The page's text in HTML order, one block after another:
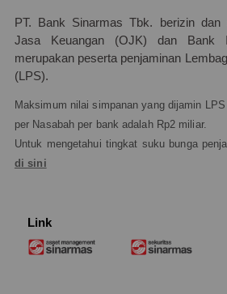
PT. Bank Sinarmas Tbk. berizin dan
Jasa Keuangan (OJK) dan Bank
merupakan peserta penjaminan
(LPS).
Maksimum nilai simpanan yang dijamin LPS
per Nasabah per bank adalah Rp2 miliar.
Untuk mengetahui tingkat suku bunga
di sini
Link